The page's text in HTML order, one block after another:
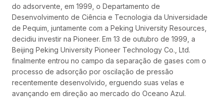
do adsorvente, em 1999, o Departamento de
Desenvolvimento de Ciência e Tecnologia da Universidade
de Pequim, juntamente com a Peking University Resources,
decidiu investir na Pioneer. Em 13 de outubro de 1999, a
Beijing Peking University Pioneer Technology Co., Ltd.
finalmente entrou no campo da separação de gases com o
processo de adsorção por oscilação de pressão
recentemente desenvolvido, erguendo suas velas e
avançando em direção ao mercado do Oceano Azul.